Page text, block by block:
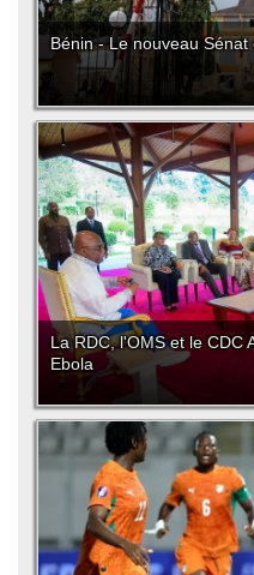
Bénin - Le nouveau
La RDC, l'OMS et le CDC
Ebola